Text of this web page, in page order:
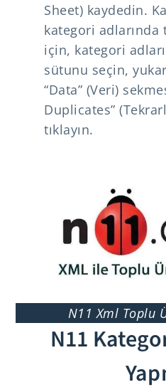
Sheet) kaydedin.
kategori adlarında
için, kategori
sütunu seçin,
“Data” (Veri)
Duplicates”
tıklayın.
N11 Xml Toplu
N11